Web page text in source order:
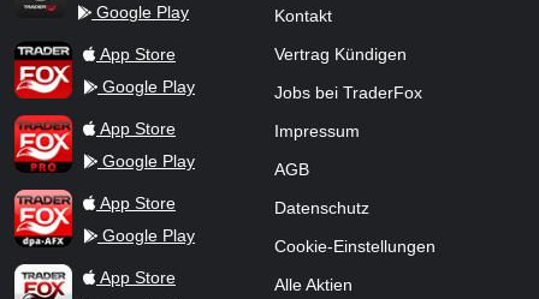
TraderFox Flash
Google Play
TraderFox AppApp Store
Google Play
TraderFox ProApp Store
Google Play
TraderFox dpa-AFX ProFeed
App Store
Google Play
TraderFox Live Trading
App Store
Kontakt
Vertrag Kündigen
Jobs bei TraderFox
Impressum
AGB
Datenschutz
Cookie-Einstellungen
Alle Aktien